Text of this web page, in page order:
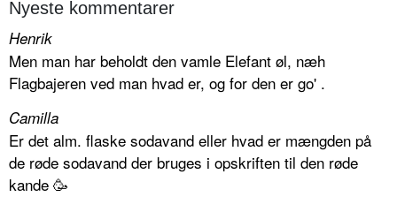
Nyeste kommentarer
Henrik
Men man har beholdt den vamle Elefant øl, næh
Flagbajeren ved man hvad er, og for den er go' .
Camilla
Er det alm. flaske sodavand eller hvad er mængden på
de røde sodavand der bruges i opskriften til den røde
kande 🥳